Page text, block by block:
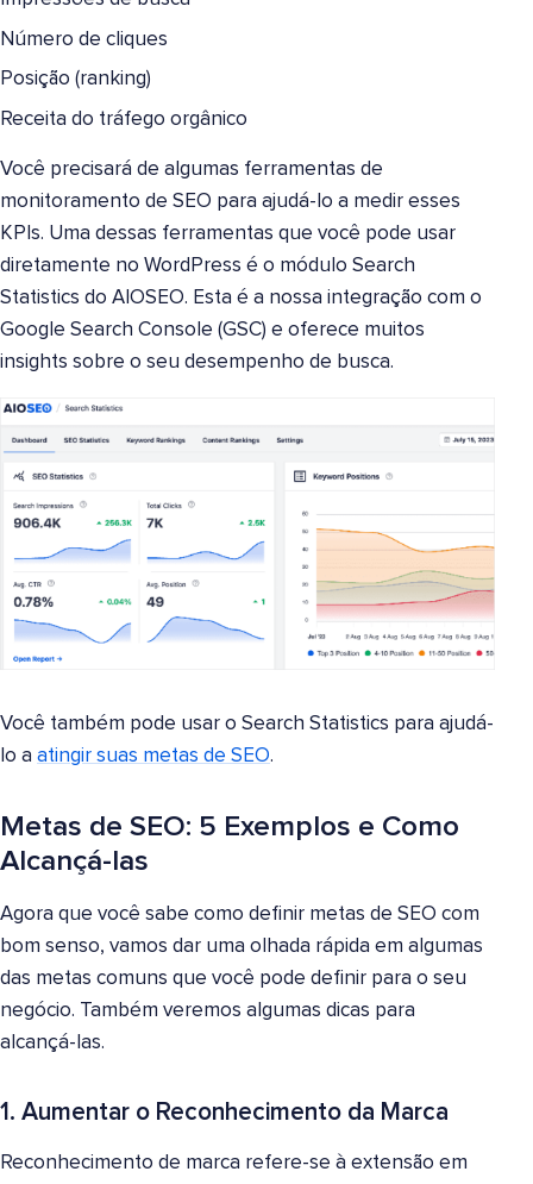
Número de cliques
Posição (ranking)
Receita do tráfego orgânico
Você precisará de algumas ferramentas de
monitoramento de SEO para ajudá-lo a medir esses
KPIs. Uma dessas ferramentas que você pode usar
diretamente no WordPress é o módulo Search
Statistics do AIOSEO. Esta é a nossa integração com o
Google Search Console (GSC) e oferece muitos
insights sobre o seu desempenho de busca.
Você também pode usar o Search Statistics para ajudá-
lo a atingir suas metas de SEO.
Metas de SEO: 5 Exemplos e Como
Alcançá-las
Agora que você sabe como definir metas de SEO com
bom senso, vamos dar uma olhada rápida em algumas
das metas comuns que você pode definir para o seu
negócio. Também veremos algumas dicas para
alcançá-las.
1. Aumentar o Reconhecimento da Marca
Reconhecimento de marca refere-se à extensão em